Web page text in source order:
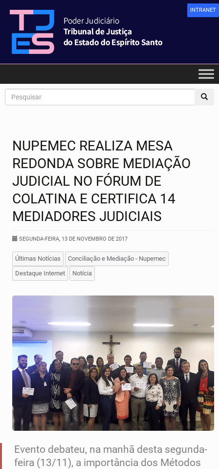
INTRANET
NUPEMEC REALIZA MESA
REDONDA SOBRE MEDIAÇÃO
JUDICIAL NO FÓRUM DE
COLATINA E CERTIFICA 14
MEDIADORES JUDICIAIS
SEGUNDA-FEIRA, 13 DE NOVEMBRO DE 2017
Últimas Notícias
Conciliação e Mediação - Nupemec
Destaque Internet
Notícia
Evento debateu, na manhã desta segunda-
feira (13/11), a importância dos Métodos